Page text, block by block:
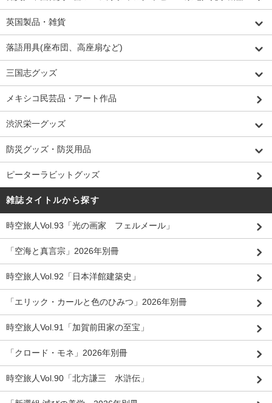
英国製品・雑貨
落語用具(座布団、高座扇など)
三国志グッズ
メキシコ民芸品・アート作品
渋沢栄一グッズ
防災グッズ・防災用品
ピーターラビットグッズ
雑誌タイトルから探す
時空旅人Vol.93「光の画家 フェルメール」
「空海と真言宗」2026年別冊
時空旅人Vol.92「日本洋館建築史」
「エリック・カールと色のひみつ」2026年別冊
時空旅人Vol.91「加賀前田家の至宝」
「クロード・モネ」2026年別冊
時空旅人Vol.90「北方謙三 水滸伝」